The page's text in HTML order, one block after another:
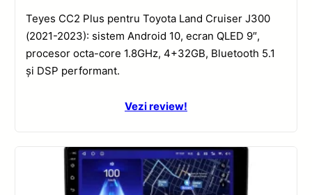
Teyes CC2 Plus pentru Toyota Land Cruiser J300
(2021-2023): sistem Android 10, ecran QLED 9″,
procesor octa-core 1.8GHz, 4+32GB, Bluetooth 5.1
și DSP performant.
Vezi review!